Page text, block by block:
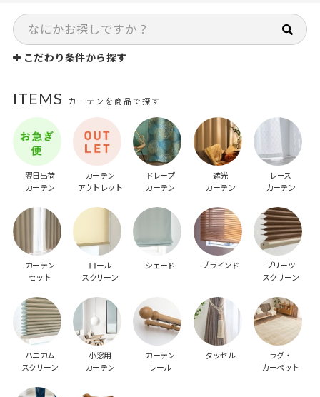
こだわり条件から探す
カーテンを商品で探す
ITEMS
翌日出荷
カーテン
カーテン
アウトレット
ドレープ
カーテン
遮光
カーテン
レース
カーテン
カーテン
セット
ロール
スクリーン
シェード ブラインド
プリーツ
スクリーン
ハニカム
スクリーン
小窓用
カーテン
カーテン
レール
タッセル
ラグ・
カーペット